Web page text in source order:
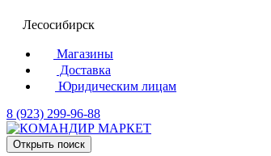
Лесосибирск
Магазины
Доставка
Юридическим лицам
8 (923) 299-96-88
Открыть поиск